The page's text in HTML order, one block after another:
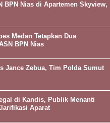
BPN Nias di Apartemen Skyview,
Medan Tetapkan Dua
BPN Nias
Jance Zebua, Tim Polda Sumut
di Kandis, Publik Menanti
Aparat